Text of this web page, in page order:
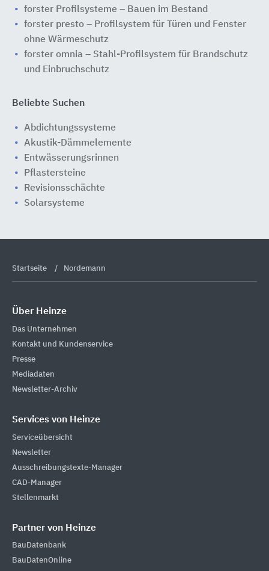
forster Profilsysteme – Bauen im Bestand
forster presto – Profilsystem für Türen und Fenster
ohne Wärmeschutz
forster omnia – Stahl-Profilsystem für Brandschutz
und Einbruchschutz
Beliebte Suchen
Abdichtungssysteme
Akustik-Dämmelemente
Entwässerungsrinnen
Pflastersteine
Revisionsschächte
Solarsysteme
Startseite Nordemann
Über Heinze
Das Unternehmen
Kontakt und Kundenservice
Presse
Mediadaten
Newsletter-Archiv
Services von Heinze
Serviceübersicht
Newsletter
Ausschreibungstexte-Manager
CAD-Manager
Stellenmarkt
Partner von Heinze
BauDatenbank
BauDatenOnline